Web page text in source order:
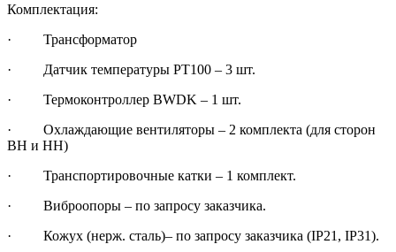
Комплектация:
· Трансформатор
· Датчик температуры РТ100 – 3 шт.
· Термоконтроллер BWDK – 1 шт.
· Охлаждающие вентиляторы – 2 комплекта (для сторон
ВН и НН)
· Транспортировочные катки – 1 комплект.
· Виброопоры – по запросу заказчика.
· Кожух (нерж. сталь)– по запросу заказчика (IP21, IP31).